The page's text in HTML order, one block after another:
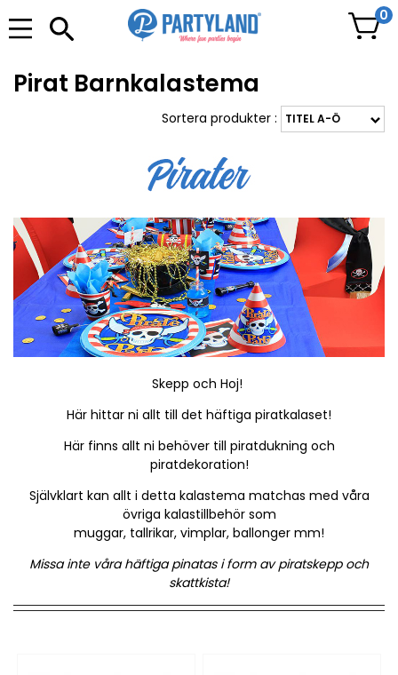
0
Pirat Barnkalastema
Sortera produkter :
Skepp och Hoj!
Här hittar ni allt till det häftiga piratkalaset!
Här finns allt ni behöver till piratdukning och
piratdekoration!
Självklart kan allt i detta kalastema matchas med våra
övriga kalastillbehör som
muggar, tallrikar, vimplar, ballonger mm!
Missa inte våra häftiga pinatas i form av piratskepp och
skattkista!